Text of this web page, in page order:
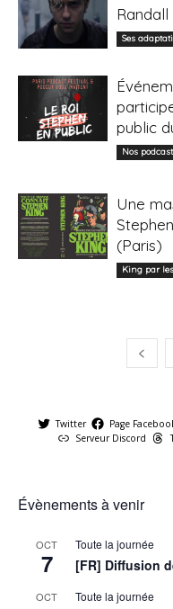
Randall
Ses
public
Nos
Une
(Paris)
King par
Twitter Page
Serveur Discord
Évènements à venir
OCT
7
Toute la journée
[FR] Diffusion
OCT Toute la journée